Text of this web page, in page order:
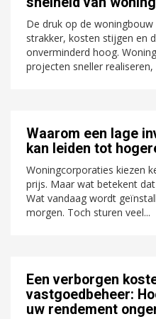
De druk op de
strakker, kosten stijgen en
onverminderd hoog.
projecten sneller realiseren,
Waarom een lage
kan leiden tot
Woningcorporaties kiezen
prijs. Maar wat betekent
Wat vandaag wordt
morgen. Toch sturen veel...
Een verborgen
vastgoedbeheer:
uw rendement